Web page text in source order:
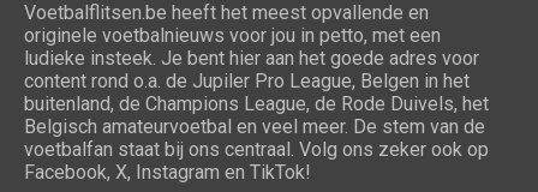
Voetbalflitsen.be heeft het meest opvallende en
originele voetbalnieuws voor jou in petto, met een
ludieke insteek. Je bent hier aan het goede adres voor
content rond o.a. de Jupiler Pro League, Belgen in het
buitenland, de Champions League, de Rode Duivels, het
Belgisch amateurvoetbal en veel meer. De stem van de
voetbalfan staat bij ons centraal. Volg ons zeker ook op
Facebook, X, Instagram en TikTok!